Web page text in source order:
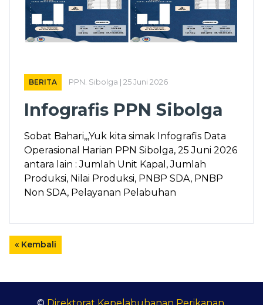
BERITA PPN. Sibolga | 25 Juni 2026
Infografis PPN Sibolga
Sobat Bahari,,,Yuk kita simak Infografis Data
Operasional Harian PPN Sibolga, 25 Juni 2026
antara lain : Jumlah Unit Kapal, Jumlah
Produksi, Nilai Produksi, PNBP SDA, PNBP
Non SDA, Pelayanan Pelabuhan
« Kembali